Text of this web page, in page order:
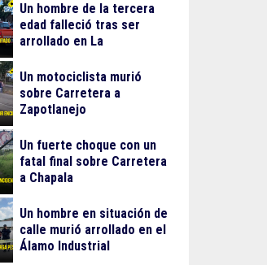
Un hombre de la tercera
edad falleció tras ser
arrollado en La
Un motociclista murió
sobre Carretera a
Zapotlanejo
Un fuerte choque con un
fatal final sobre Carretera
a Chapala
Un hombre en situación de
calle murió arrollado en el
Álamo Industrial